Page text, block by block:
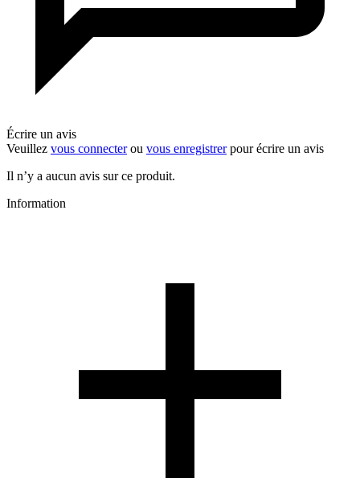
Écrire un avis
Veuillez vous connecterou vous enregistrerpour écrire un avis
Il n’y a aucun avis sur ce produit.
Information